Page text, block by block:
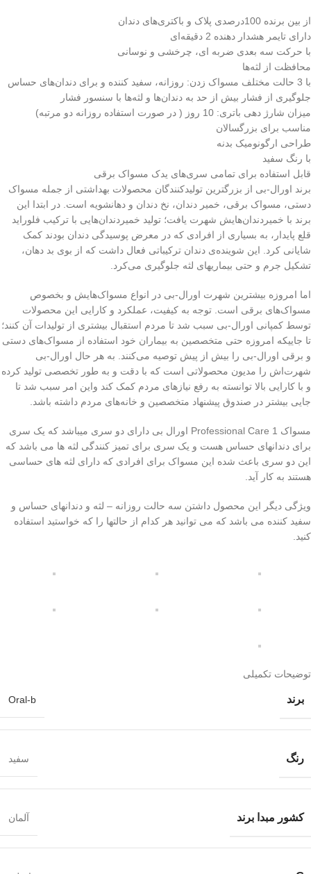
از بین برنده 100درصدی پلاک و باکتری‌های دندان
دارای تایمر هشدار دهنده 2 دقیقه‌‌ای
با حرکت سه بعدی ضربه ای، چرخشی و نوسانی
محافظت از لثه‌ها
با 3 حالت مختلف مسواک زدن: روزانه، سفید کننده و برای دندان‌های حساس
جلوگیری از فشار بیش از حد به دندان‌ها و لثه‌ها با سنسور فشار
میزان شارژ دهی باتری: 10 روز ( در صورت استفاده روزانه دو مرتبه)
مناسب برای بزرگسالان
طراحی ارگونومیک بدنه
با رنگ سفید
قابل استفاده برای تمامی سری‌های یدک مسواک برقی
برند اورال-بی از بزرگترین تولیدکنندگان محصولات بهداشتی از جمله مسواک
دستی، مسواک برقی، خمیر دندان، نخ دندان و دهانشویه است. در ابتدا این
برند با خمیردندان‌هایش شهرت یافت؛ تولید خمیردندان‌هایی با ترکیب فلوراید
قلع پایدار، به بسیاری از افرادی که در معرض پوسیدگی دندان بودند کمک
شایانی کرد. این شوینده‌ی دندان ترکیباتی فعال داشت که از بوی بد دهان،
تشکیل جرم و حتی بیماریهای لثه جلوگیری می‌کرد.
اما امروزه بیشترین شهرت اورال-بی در انواع مسواک‌هایش و بخصوص
مسواک‌های برقی است. توجه به کیفیت، عملکرد و کارایی این محصولات
توسط کمپانی اورال-بی سبب شد تا مردم استقبال بیشتری از تولیدات آن کنند؛
تا جاییکه امروزه حتی متخصصین به بیماران خود استفاده از مسواک‌های دستی
و برقی اورال-بی را بیش از پیش توصیه می‌کنند. به هر حال اورال-بی
شهرت‌اش را مدیون محصولاتی است که با دقت و به طور تخصصی تولید کرده
و با کارایی بالا توانسته به رفع نیازهای مردم کمک کند واین امر سبب شد تا
جایی بیشتر در صندوق پیشنهاد متخصصین و خانه‌‌های مردم داشته باشد.
مسواک Professional Care 1 اورال بی دارای دو سری میباشد که یک سری
برای دندانهای حساس هست و یک سری برای تمیز کنندگی لثه ها می باشد که
این دو سری باعث شده این مسواک برای افرادی که دارای لثه های حساسی
هستند به کار آید.
ویژگی دیگر این محصول داشتن سه حالت روزانه – لثه و دندانهای حساس و
سفید کننده می باشد که می توانید هر کدام از حالتها را که خواستید استفاده
کنید.
توضیحات تکمیلی
برند Oral-b
رنگ سفید
کشور مبدا برند آلمان